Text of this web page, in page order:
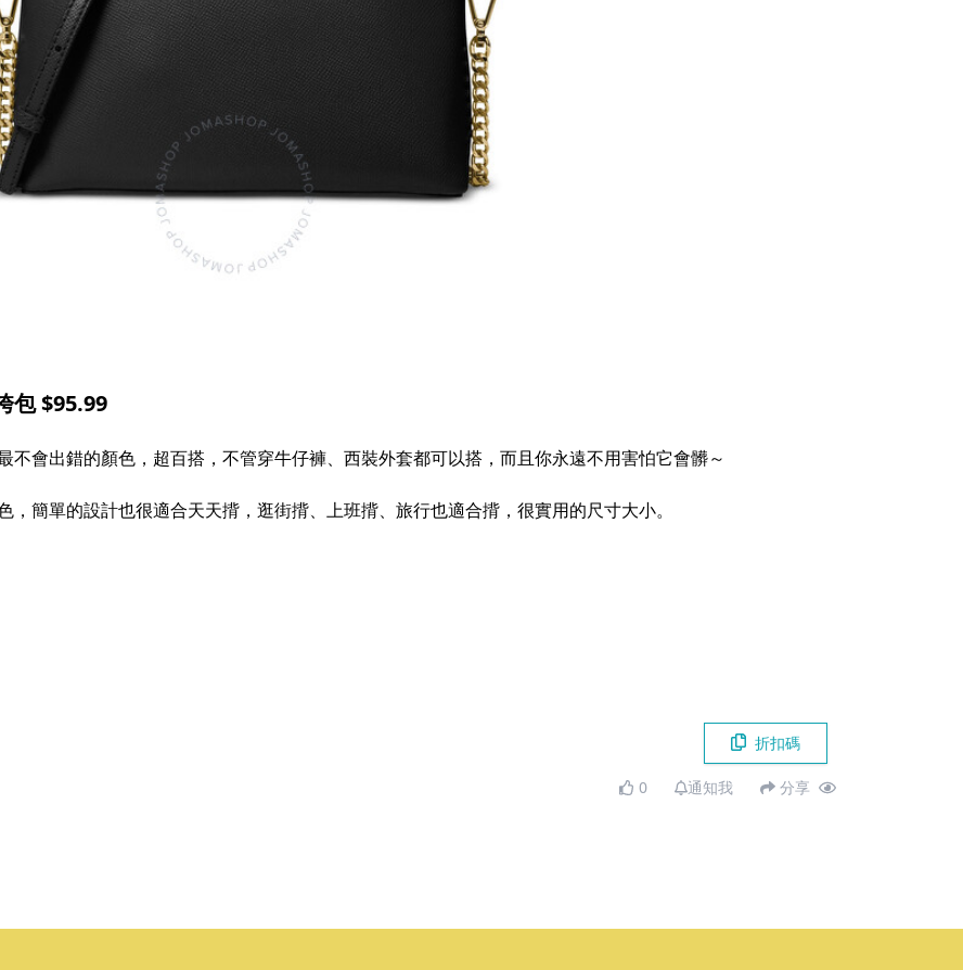
包 $95.99
會出錯的顏色，超百搭，不管穿牛仔褲、西裝外套都可以搭，而且你永遠不用害怕它會髒～
簡單的設計也很適合天天揹，逛街揹、上班揹、旅行也適合揹，很實用的尺寸大小。
折扣碼
0 通知我 分享